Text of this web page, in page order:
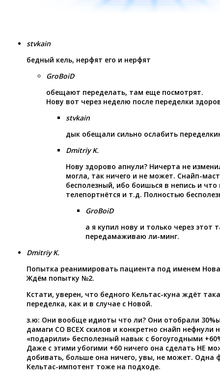
stvkain
бедный кель, нерфят его и нерфят
GroBoiD
обещают переделать, там еще посмотрят.
Нову вот через неделю после переделки
stvkain
дык обещали сильно ослабить
Dmitriy K.
Нову здорово апнули? Ничерта не
могла, так ничего и не может. Снайп-
бесполезный, ибо боишься в непись и что
телепортнётся и т.д. Полностью
GroBoiD
а я купил нову и только через этот
передамаживаю ли-минг.
Dmitriy K.
Попытка реанимировать пациента под именем
Ждём попытку №2.
Кстати, уверен, что бедного Кельтас-куна ждёт
переделка, как и в случае с Новой.
з.ю: Они вообще идиоты что ли? Они отобрали
дамаги СО ВСЕХ скилов и конкретно снайп нефнули
«подарили» бесполезный навык с богоугодными
Даже с этими убогими +60 ничего она сделать НЕ
добивать, больше она ничего, увы, не может. Одна
Кельтас-импотент тоже на подходе.